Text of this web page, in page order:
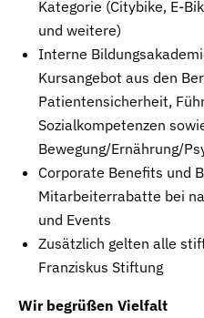
Kategorie (Citybike, E-
und weitere)
Interne
Kursangebot aus den
Patientensicherheit,
Sozialkompetenzen
Bewegung/Ernährung/
Corporate Benefits und
Mitarbeiterrabatte bei
und Events
Zusätzlich gelten alle
Franziskus Stiftung
Wir begrüßen Vielfalt